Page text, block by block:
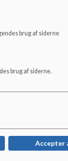
brug af siderne
brug af siderne.
Accepter